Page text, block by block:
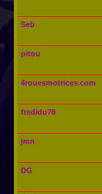
Seb
pitou
4rouesmotrices.com
fredidu78
jmn
DG